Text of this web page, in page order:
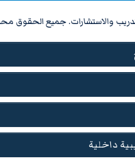
والاستشارات. جميع الحقوق
داخلية